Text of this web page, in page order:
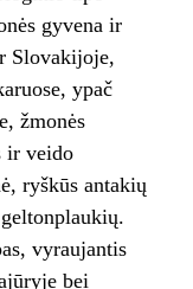
gyvena ir
Slovakijoje,
ypač
žmonės
ir veido
ryškūs antakių
vyraujantis
bei